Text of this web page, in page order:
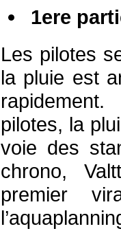
1ere
Les pilotes
la pluie est
pilotes, la
voie des
chrono,
premier